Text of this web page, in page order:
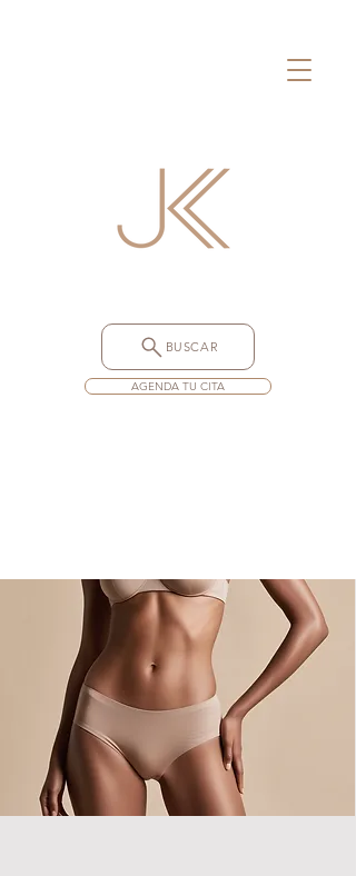
BUSCAR
AGENDA TU CITA